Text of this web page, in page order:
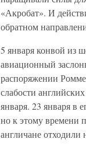
«Акробат». И
обратном
5 января конвой из
авиационный
распоряжении
слабости
января. 23 января в
но к этому времени
англичане отходили